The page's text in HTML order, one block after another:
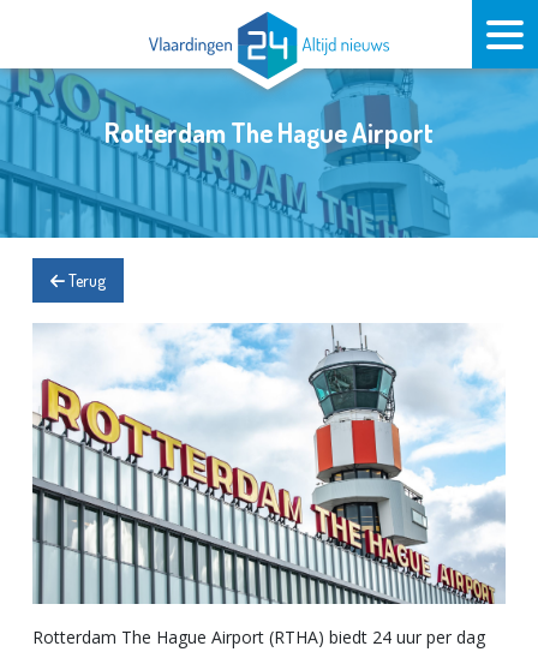
Rotterdam The Hague Airport
Terug
Rotterdam The Hague Airport (RTHA) biedt 24 uur per dag